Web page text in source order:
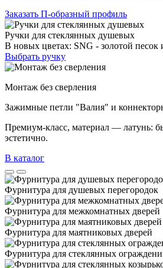
Заказать П-образный профиль
Ручки для стеклянных душевых
В новых цветах: SNG - золотой песок
Выбрать ручку
Монтаж без сверления
Зажимные петли "Валия" и
Премиум‑класс, материал — латунь:
эстетично.
В каталог
Фурнитура для душевых перегородок
Фурнитура для межкомнатных дверей
Фурнитура для маятниковых дверей
Фурнитура для стеклянных